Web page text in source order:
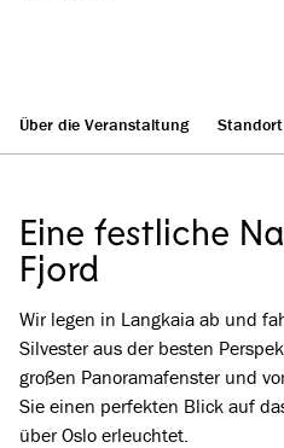
Über die Veranstaltung Standort
Eine festliche
Fjord
Wir legen in Langkaia ab und
Silvester aus der besten
großen Panoramafenster und
Sie einen perfekten Blick auf
über Oslo erleuchtet.